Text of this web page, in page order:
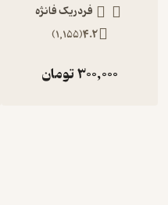
فردریک فانژه
4.2
(
1,155
)
300,000تومان